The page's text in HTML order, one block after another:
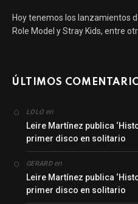
Hoy tenemos los lanzamientos
Role Model y Stray Kids, entre
ÚLTIMOS
LOLO en
Leire Martínez publica
primer disco en solitario
GERARDen
Leire Martínez publica
primer disco en solitario